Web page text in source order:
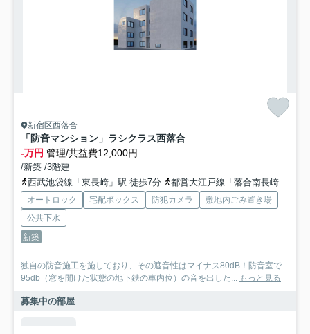
新宿区西落合
「防音マンション」ラシクラス西落合
-万円 管理/共益費12,000円
/新築 /3階建
西武池袋線「東長崎」駅 徒歩7分
都営大江戸線「落合南長崎」駅 徒歩9分
オートロック 宅配ボックス 防犯カメラ
敷地内ごみ置き場
公共下水
新築
独自の防音施工を施しており、その遮音性はマイナス80dB！防音室で
95db（窓を開けた状態の地下鉄の車内位）の音を出した... もっと見る
募集中の部屋